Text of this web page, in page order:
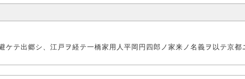
ケテ出郷シ、江戸ヲ経テ一橋家用人平岡円四郎ノ家来ノ名義ヲ以テ京